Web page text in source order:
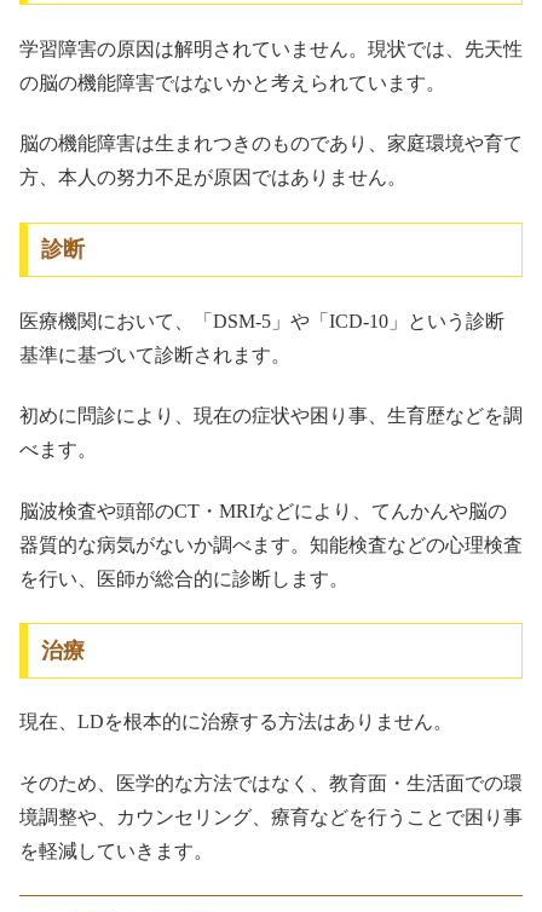
学習障害の原因は解明されていません。現状では、先天性
の脳の機能障害ではないかと考えられています。
脳の機能障害は生まれつきのものであり、家庭環境や育て
方、本人の努力不足が原因ではありません。
診断
医療機関において、「DSM-5」や「ICD-10」という診断
基準に基づいて診断されます。
初めに問診により、現在の症状や困り事、生育歴などを調
べます。
脳波検査や頭部のCT・MRIなどにより、てんかんや脳の
器質的な病気がないか調べます。知能検査などの心理検査
を行い、医師が総合的に診断します。
治療
現在、LDを根本的に治療する方法はありません。
そのため、医学的な方法ではなく、教育面・生活面での環
境調整や、カウンセリング、療育などを行うことで困り事
を軽減していきます。